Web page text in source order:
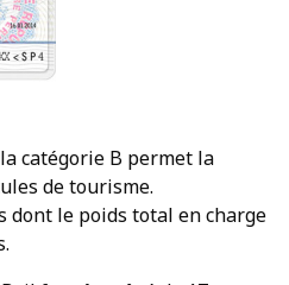
catégorie B permet la
de tourisme.
le poids total en charge